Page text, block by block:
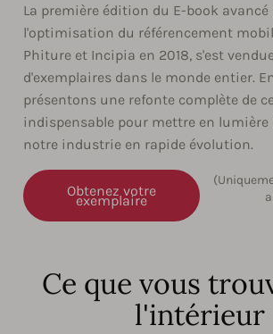
La première édition du E-book avancé
l'optimisation du référencement
Phiture et Incipia en 2018, s'est
d'exemplaires dans le monde entier.
présentons une refonte complète de
indispensable pour mettre en lumière
notre industrie en rapide évolution.
Obtenez votre
exemplaire
Ce que vous
l'intérieur